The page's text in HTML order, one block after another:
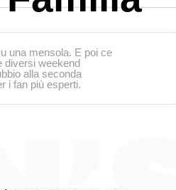
una mensola. E poi ce
diversi weekend
alla seconda
i fan più esperti.